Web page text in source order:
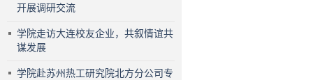
开展调研交流
学院走访大连校友企业，共叙情谊共
谋发展
学院赴苏州热工研究院北方分公司专